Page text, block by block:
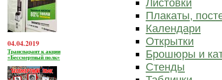
04.04.2019
Транспарант к акции
«Бессмертный полк»
Листовки
Плакаты,
Календари
Открытки
Брошюры и
Стенды